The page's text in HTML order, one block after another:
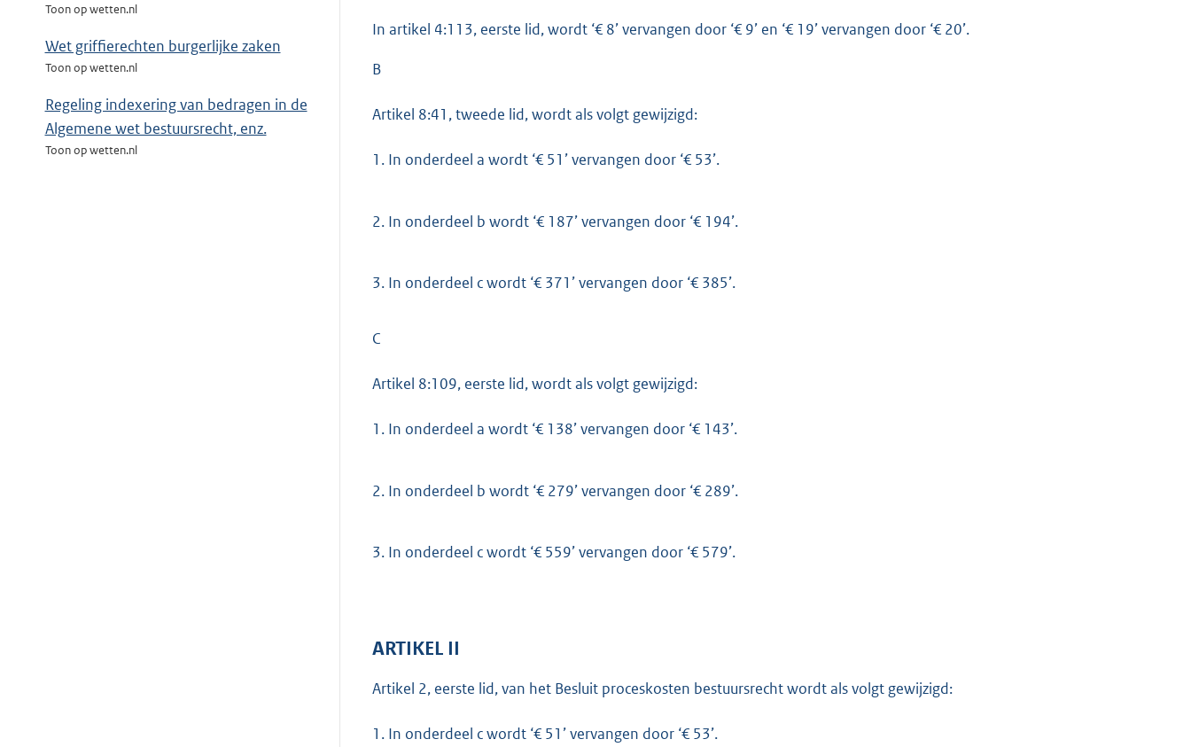
Toon op wetten.nl
Wet griffierechten burgerlijke zaken
Toon op wetten.nl
Regeling indexering van bedragen in de
Algemene wet bestuursrecht, enz.
Toon op wetten.nl
K
In artikel 4:113, eerste lid, wordt ‘€ 8’ vervangen door ‘€ 9’ en ‘€ 19’ vervangen door ‘€ 20’.
B
Artikel 8:41, tweede lid, wordt als volgt gewijzigd:
1. In onderdeel a wordt ‘€ 51’ vervangen door ‘€ 53’.
2. In onderdeel b wordt ‘€ 187’ vervangen door ‘€ 194’.
3. In onderdeel c wordt ‘€ 371’ vervangen door ‘€ 385’.
C
Artikel 8:109, eerste lid, wordt als volgt gewijzigd:
1. In onderdeel a wordt ‘€ 138’ vervangen door ‘€ 143’.
2. In onderdeel b wordt ‘€ 279’ vervangen door ‘€ 289’.
3. In onderdeel c wordt ‘€ 559’ vervangen door ‘€ 579’.
ARTIKEL II
Artikel 2, eerste lid, van het Besluit proceskosten bestuursrecht wordt als volgt gewijzigd:
1. In onderdeel c wordt ‘€ 51’ vervangen door ‘€ 53’.